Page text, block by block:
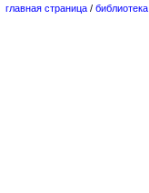
главная страница / библиотека